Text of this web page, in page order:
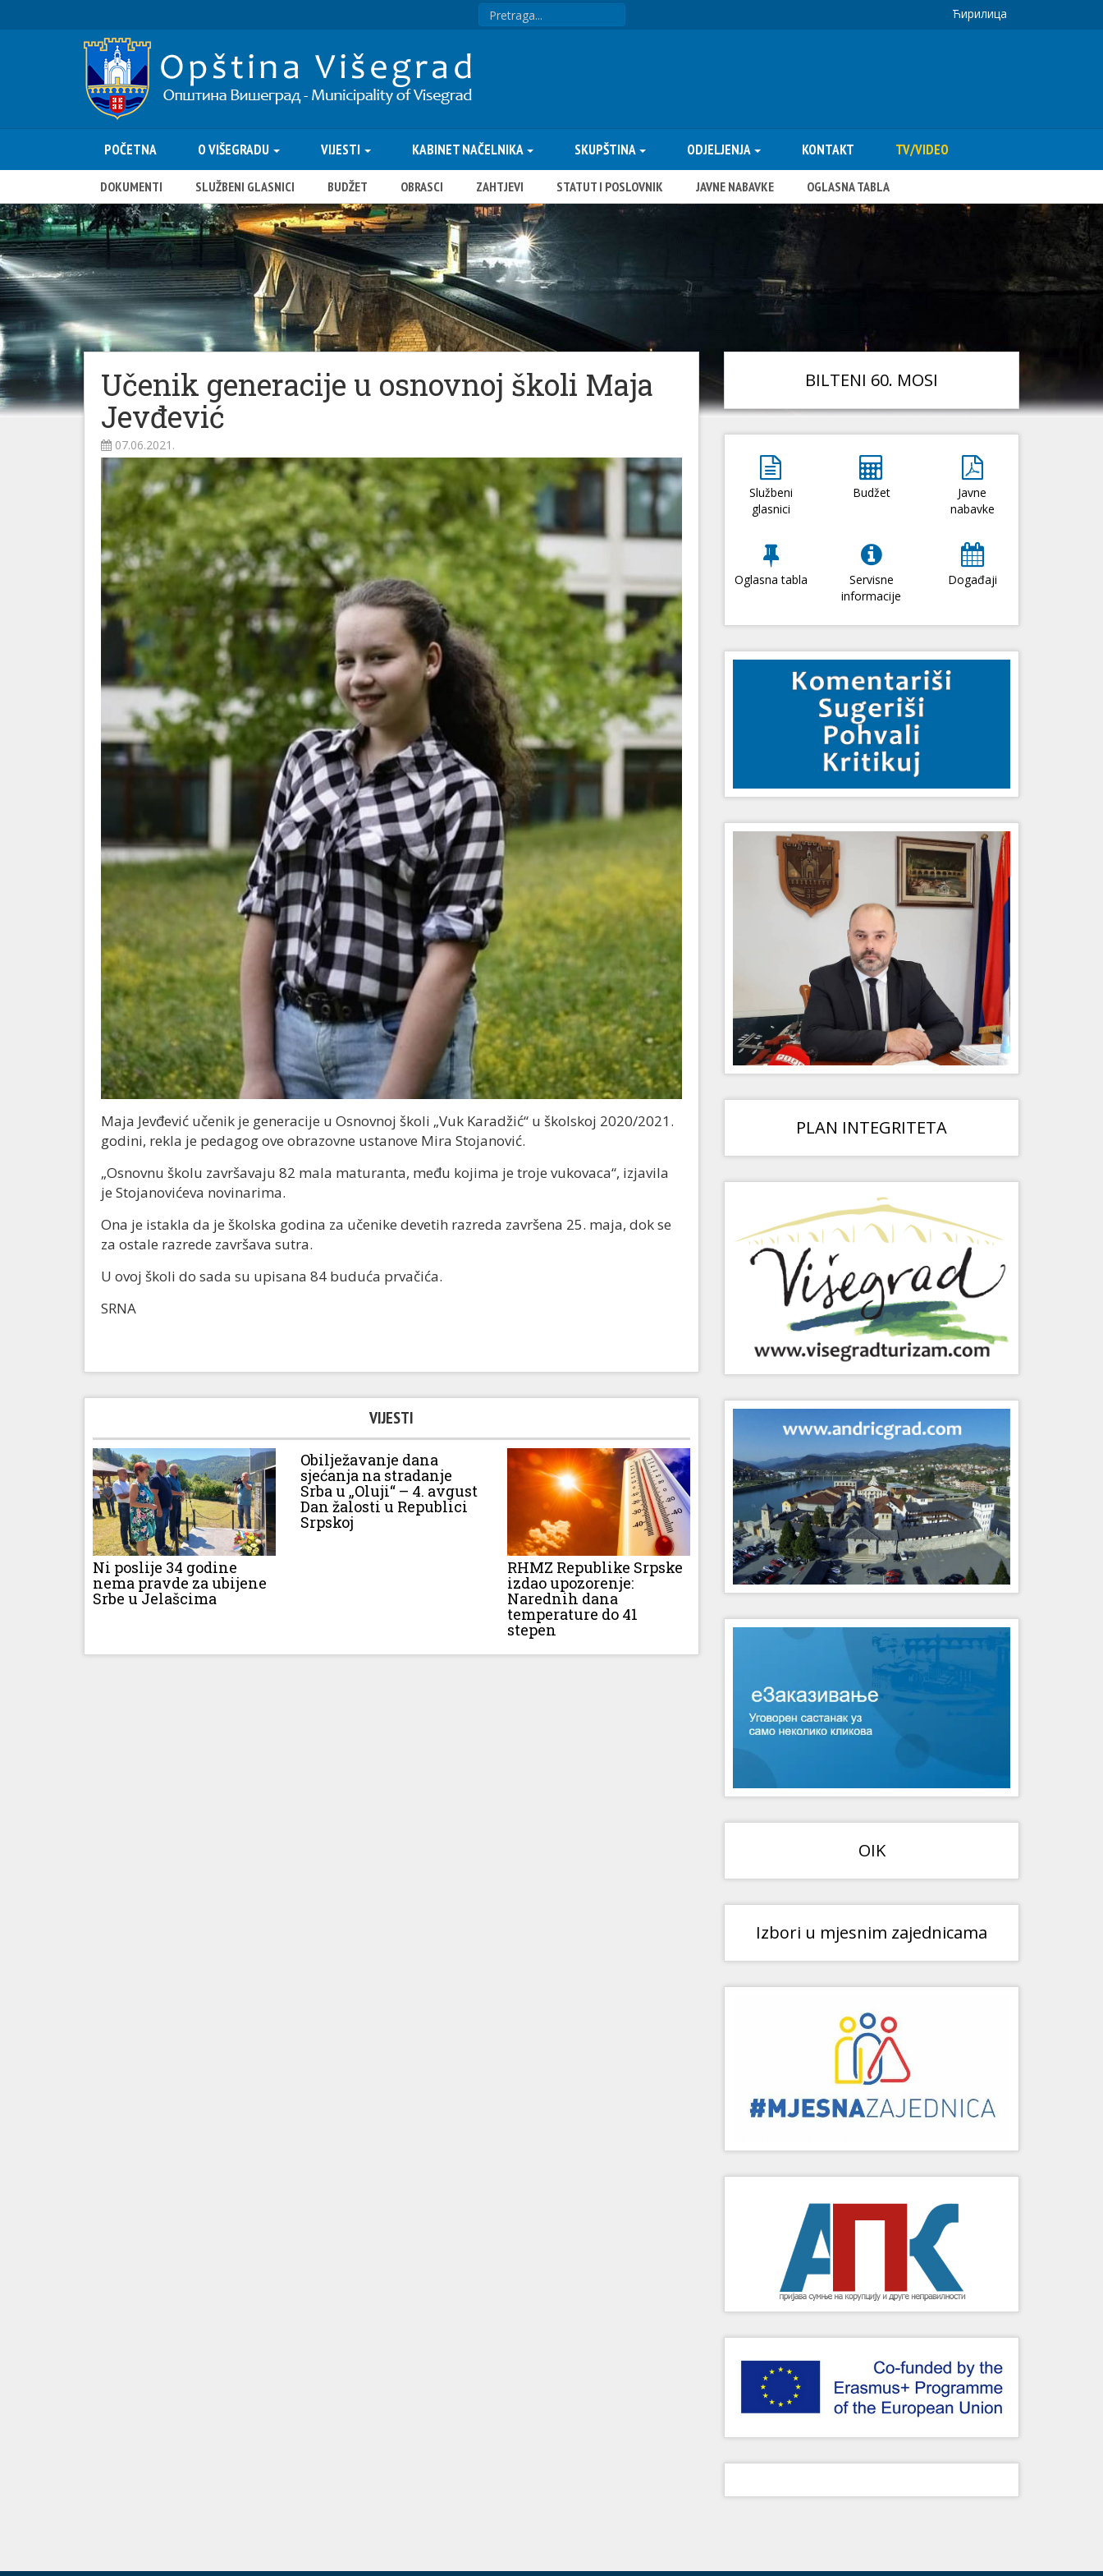
Ћирилица
POČETNA O VIŠEGRADU VIJESTI KABINET NAČELNIKA SKUPŠTINA ODJELJENJA KONTAKT TV/VIDEO
DOKUMENTI SLUŽBENI GLASNICI BUDŽET OBRASCI ZAHTJEVI STATUT I POSLOVNIK JAVNE NABAVKE OGLASNA TABLA
Učenik generacije u osnovnoj školi Maja
Jevđević
07.06.2021.
Maja Jevđević učenik je generacije u Osnovnoj školi „Vuk Karadžić“ u školskoj 2020/2021.
godini, rekla je pedagog ove obrazovne ustanove Mira Stojanović.
„Osnovnu školu završavaju 82 mala maturanta, među kojima je troje vukovaca“, izjavila
je Stojanovićeva novinarima.
Ona je istakla da je školska godina za učenike devetih razreda završena 25. maja, dok se
za ostale razrede završava sutra.
U ovoj školi do sada su upisana 84 buduća prvačića.
SRNA
VIJESTI
Ni poslije 34 godine
nema pravde za ubijene
Srbe u Jelašcima
Obilježavanje dana
sjećanja na stradanje
Srba u „Oluji“ – 4. avgust
Dan žalosti u Republici
Srpskoj
RHMZ Republike Srpske
izdao upozorenje:
Narednih dana
temperature do 41
stepen
BILTENI 60. MOSI
Službeni
glasnici
Budžet
Javne
nabavke
Oglasna tabla
Servisne
informacije
Događaji
PLAN INTEGRITETA
OIK
Izbori u mjesnim zajednicama